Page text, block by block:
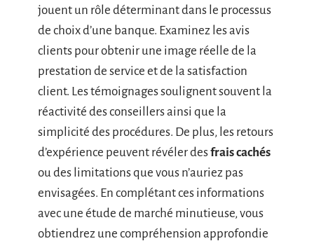
jouent un rôle déterminant dans le processus
de choix d’une banque. Examinez les avis
clients pour obtenir une image réelle de la
prestation de service et de la satisfaction
client. Les témoignages soulignent souvent la
réactivité des conseillers ainsi que la
simplicité des procédures. De plus, les retours
d’expérience peuvent révéler desfrais cachés
ou des limitations que vous n’auriez pas
envisagées. En complétant ces informations
avec une étude de marché minutieuse, vous
obtiendrez une compréhension approfondie